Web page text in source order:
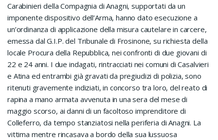
Carabinieri della Compagnia di Anagni, supportati da un
imponente dispositivo dell’Arma, hanno dato esecuzione a
un’ordinanza di applicazione della misura cautelare in carcere,
emessa dal G.I.P. del Tribunale di Frosinone, su richiesta della
locale Procura della Repubblica, nei confronti di due giovani di
22 e 24 anni. I due indagati, rintracciati nei comuni di Casalvieri
e Atina ed entrambi già gravati da pregiudizi di polizia, sono
ritenuti gravemente indiziati, in concorso tra loro, del reato di
rapina a mano armata avvenuta in una sera del mese di
maggio scorso, ai danni di un facoltoso imprenditore di
Colleferro, da tempo stanziatosi nella periferia di Anagni. La
vittima mentre rincasava a bordo della sua lussuosa